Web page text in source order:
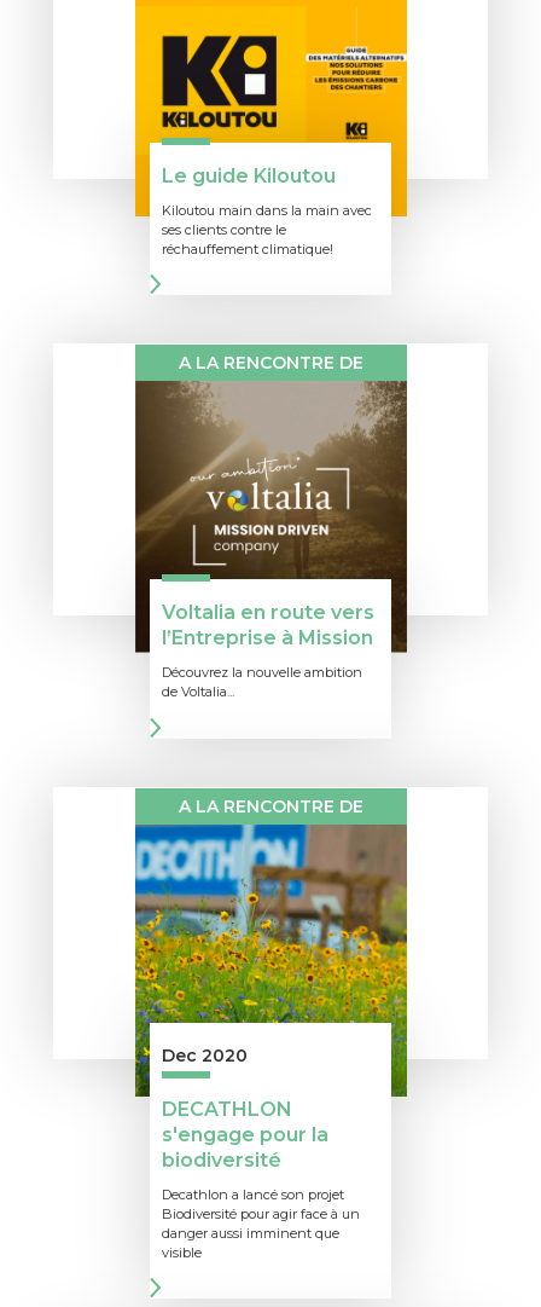
Le guide Kiloutou
Kiloutou main dans la main avec
ses clients contre le
réchauffement climatique!
A LA RENCONTRE DE
Voltalia en route vers
l’Entreprise à Mission
Découvrez la nouvelle ambition
de Voltalia...
A LA RENCONTRE DE
Dec 2020
DECATHLON
s'engage pour la
biodiversité
Decathlon a lancé son projet
Biodiversité pour agir face à un
danger aussi imminent que
visible